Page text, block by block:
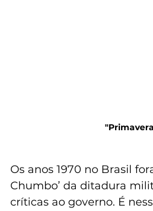
Os anos 1970 no Brasil
Chumbo’ da ditadura
críticas ao governo. É